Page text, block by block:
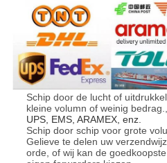
Schip door de lucht of
kleine volumn of weinig
UPS, EMS, ARAMEX, enz.
Schip door schip voor grote
Gelieve te delen uw
orde, of wij kan de